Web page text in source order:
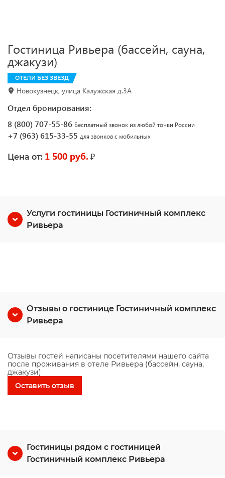
Гостиница Ривьера (бассейн, сауна,
джакузи)
ОТЕЛИ БЕЗ ЗВЕЗД
Новокузнецк, улица Калужская д.3А
Отдел бронирования:
8 (800) 707-55-86 Бесплатный звонок из любой точки России
+7 (963) 615-33-55 для звонков с мобильных
Цена от: 1 500 руб. ₽
Услуги гостиницы Гостиничный комплекс
Ривьера
Отзывы о гостинице Гостиничный комплекс
Ривьера
Отзывы гостей написаны посетителями нашего сайта
после проживания в отеле Ривьера (бассейн, сауна,
джакузи)
Оставить отзыв
Гостиницы рядом с гостиницей
Гостиничный комплекс Ривьера